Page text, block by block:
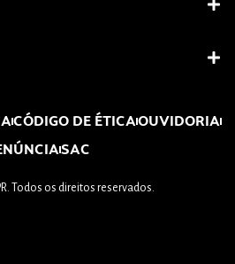
CÓDIGO DE ÉTICAOUVIDORIA
SAC
Todos os direitos reservados.